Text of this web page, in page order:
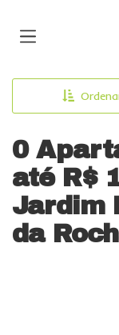
0
até R$
Jardim
da